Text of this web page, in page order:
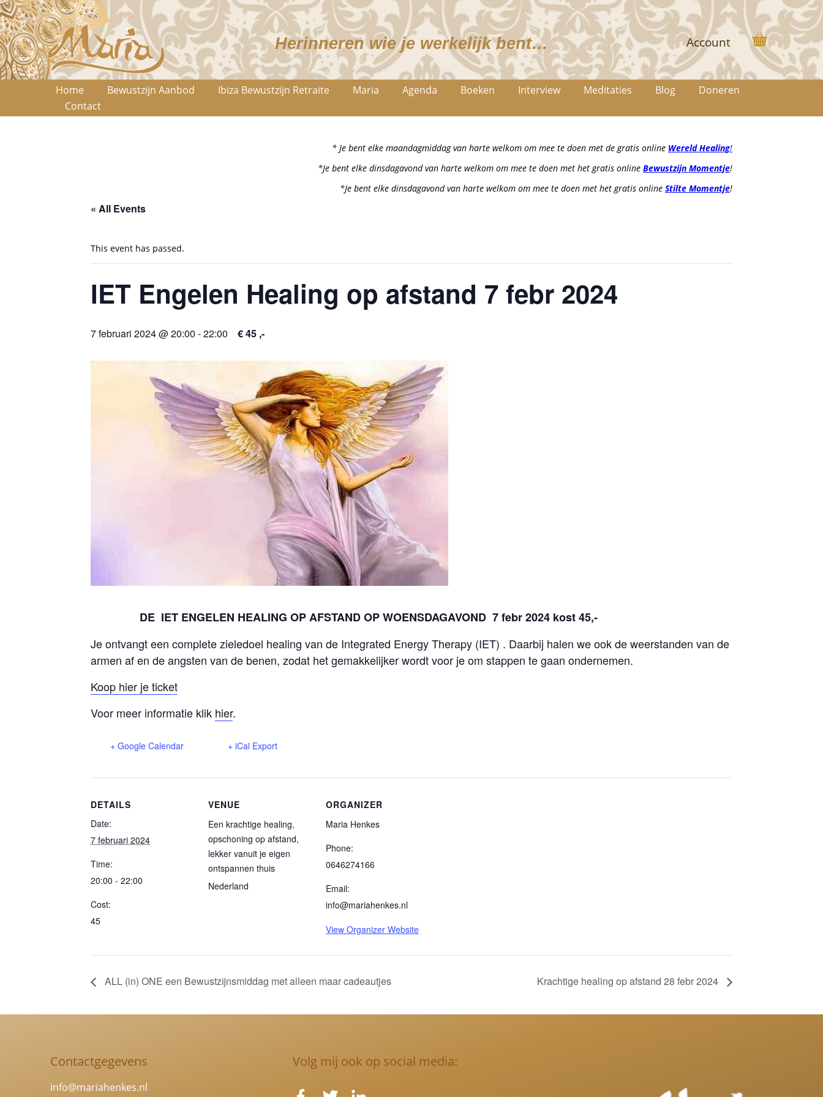
Herinneren wie je werkelijk bent… Account
Home Bewustzijn Aanbod Ibiza Bewustzijn Retraite Maria Agenda Boeken Interview Meditaties Blog
Doneren
Contact
* Je bent elke maandagmiddag van harte welkom om mee te doen met de gratis online Wereld Healing!
*Je bent elke dinsdagavond van harte welkom om mee te doen met het gratis online Bewustzijn Momentje!
*Je bent elke dinsdagavond van harte welkom om mee te doen met het gratis online Stilte Momentje!
« All Events
This event has passed.
IET Engelen Healing op afstand 7 febr 2024
7 februari 2024 @ 20:00 -22:00 € 45 ,-
DE IET ENGELEN HEALING OP AFSTAND OP WOENSDAGAVOND 7 febr 2024 kost 45,-
Je ontvangt een complete zieledoel healing van de Integrated Energy Therapy (IET) . Daarbij halen we ook de weerstanden van de
armen af en de angsten van de benen, zodat het gemakkelijker wordt voor je om stappen te gaan ondernemen.
Koop hier je ticket
Voor meer informatie klik hier.
+ Google Calendar + iCal Export
DETAILS
Date:
7 februari 2024
Time:
20:00 - 22:00
Cost:
45
VENUE
Een krachtige healing,
opschoning op afstand,
lekker vanuit je eigen
ontspannen thuis
Nederland
ORGANIZER
Maria Henkes
Phone:
0646274166
Email:
info@mariahenkes.nl
View Organizer Website
ALL (in) ONE een Bewustzijnsmiddag met alleen maar cadeautjes Krachtige healing op afstand 28 febr 2024
Contactgegevens
info@mariahenkes.nl
Volg mij ook op social media: